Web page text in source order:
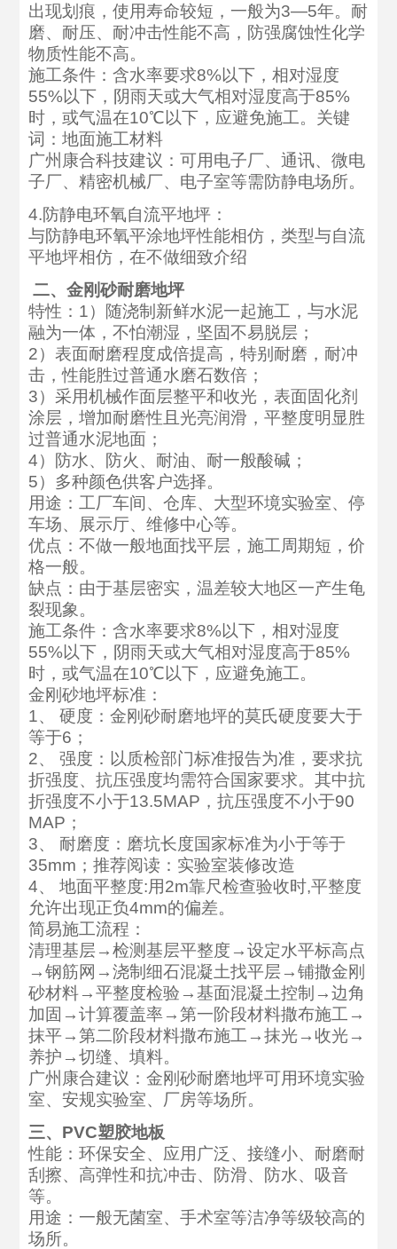
出现划痕，使用寿命较短，一般为3—5年。耐
磨、耐压、耐冲击性能不高，防强腐蚀性化学
物质性能不高。
施工条件：含水率要求8%以下，相对湿度
55%以下，阴雨天或大气相对湿度高于85%
时，或气温在10℃以下，应避免施工。关键
词：地面施工材料
广州康合科技建议：可用电子厂、通讯、微电
子厂、精密机械厂、电子室等需防静电场所。
4.防静电环氧自流平地坪：
与防静电环氧平涂地坪性能相仿，类型与自流
平地坪相仿，在不做细致介绍
二、金刚砂耐磨地坪
特性：1）随浇制新鲜水泥一起施工，与水泥
融为一体，不怕潮湿，坚固不易脱层；
2）表面耐磨程度成倍提高，特别耐磨，耐冲
击，性能胜过普通水磨石数倍；
3）采用机械作面层整平和收光，表面固化剂
涂层，增加耐磨性且光亮润滑，平整度明显胜
过普通水泥地面；
4）防水、防火、耐油、耐一般酸碱；
5）多种颜色供客户选择。
用途：工厂车间、仓库、大型环境实验室、停
车场、展示厅、维修中心等。
优点：不做一般地面找平层，施工周期短，价
格一般。
缺点：由于基层密实，温差较大地区一产生龟
裂现象。
施工条件：含水率要求8%以下，相对湿度
55%以下，阴雨天或大气相对湿度高于85%
时，或气温在10℃以下，应避免施工。
金刚砂地坪标准：
1、 硬度：金刚砂耐磨地坪的莫氏硬度要大于
等于6；
2、 强度：以质检部门标准报告为准，要求抗
折强度、抗压强度均需符合国家要求。其中抗
折强度不小于13.5MAP，抗压强度不小于90
MAP；
3、 耐磨度：磨坑长度国家标准为小于等于
35mm；推荐阅读：实验室装修改造
4、 地面平整度:用2m靠尺检查验收时,平整度
允许出现正负4mm的偏差。
简易施工流程：
清理基层→检测基层平整度→设定水平标高点
→钢筋网→浇制细石混凝土找平层→铺撒金刚
砂材料→平整度检验→基面混凝土控制→边角
加固→计算覆盖率→第一阶段材料撒布施工→
抹平→第二阶段材料撒布施工→抹光→收光→
养护→切缝、填料。
广州康合建议：金刚砂耐磨地坪可用环境实验
室、安规实验室、厂房等场所。
三、PVC塑胶地板
性能：环保安全、应用广泛、接缝小、耐磨耐
刮擦、高弹性和抗冲击、防滑、防水、吸音
等。
用途：一般无菌室、手术室等洁净等级较高的
场所。